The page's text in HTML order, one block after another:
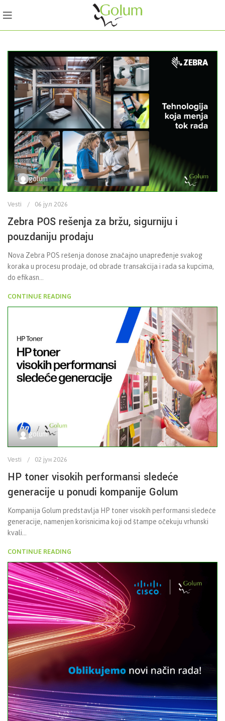
golum
Vesti 06 јул 2026
Zebra POS rešenja za bržu, sigurniju i
pouzdaniju prodaju
Nova Zebra POS rešenja donose značajno unapređenje svakog
koraka u procesu prodaje, od obrade transakcija i rada sa kupcima,
do efikasn...
CONTINUE READING
golum
Vesti 02 јун 2026
HP toner visokih performansi sledeće
generacije u ponudi kompanije Golum
Kompanija Golum predstavlja HP toner visokih performansi sledeće
generacije, namenjen korisnicima koji od štampe očekuju vrhunski
kvali...
CONTINUE READING